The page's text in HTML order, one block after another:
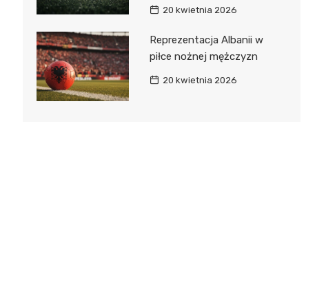
20 kwietnia 2026
Reprezentacja Albanii w
piłce nożnej mężczyzn
20 kwietnia 2026